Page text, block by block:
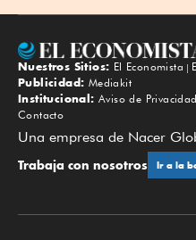
Nuestros Sitios: El Economista
Publicidad: Mediakit
Institucional: Aviso de Privacidad
Contacto
Una empresa de Nacer
Trabaja con nosotros Ir a la